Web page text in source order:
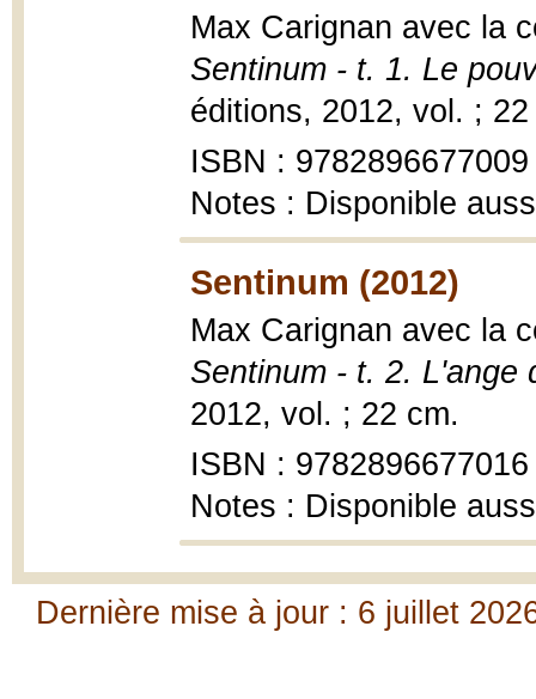
Max Carignan avec la
Sentinum - t. 1. Le
éditions, 2012, vol. ;
ISBN : 9782896677009
Notes : Disponible
Sentinum (2012)
Max Carignan avec la
Sentinum - t. 2. L'ange
2012, vol. ; 22 cm.
ISBN : 9782896677016
Notes : Disponible
Dernière mise à jour : 6 juillet